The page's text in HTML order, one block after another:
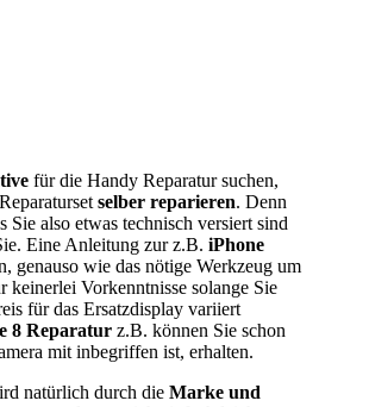
für die Handy Reparatur suchen,
selber reparieren. Denn
Sie also etwas technisch versiert sind
Eine Anleitung zur z.B. iPhone
genauso wie das nötige Werkzeug um
keinerlei Vorkenntnisse solange Sie
für das Ersatzdisplay variiert
8 Reparatur z.B. können Sie schon
mit inbegriffen ist, erhalten.
natürlich durch die Marke und